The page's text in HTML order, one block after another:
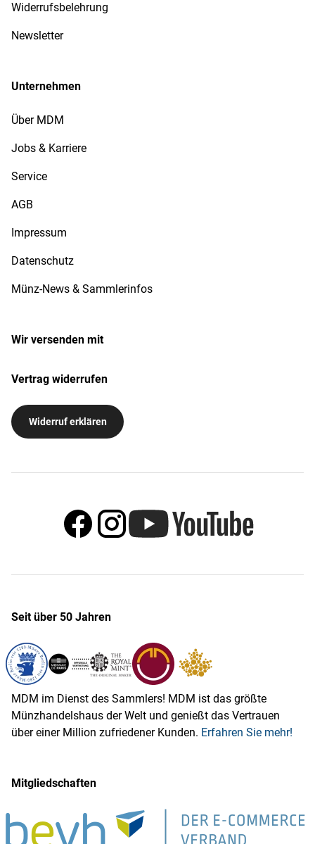
Widerrufsbelehrung
Newsletter
Unternehmen
Über MDM
Jobs & Karriere
Service
AGB
Impressum
Datenschutz
Münz-News & Sammlerinfos
Wir versenden mit
Vertrag widerrufen
Widerruf erklären
Seit über 50 Jahren
MDM im Dienst des Sammlers! MDM ist das größte
Münzhandelshaus der Welt und genießt das Vertrauen
über einer Million zufriedener Kunden. Erfahren Sie mehr!
Mitgliedschaften